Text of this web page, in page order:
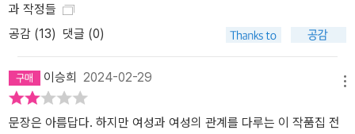
기로 폭발하고 만다. ‘나’는 “사랑하는 언니를 보호하고 싶어서, 언니
가 그렇게 함부로 다루어져서는 안 되는 소중한 사람이라는 걸 그렇
게라도 보여주고 싶어서”(177쪽) 온 힘을 다해 그에게 맞서기 시작한
다. “그때의 선택이 어떤 결과를 낳게 될지”(170쪽)라도. “바라지 않
아도 그 흔적은 사라지지 않을 거야.” 스스로에게 새겨진 흔적을 정직
하게 응시하며 타인과 사회를 향해 나아간다는 것 후반부에 나란히
과 작정들
공감 (13) 댓글 (0)
이승희 2024-02-29
문장은 아름답다. 하지만 여성과 여성의 관계를 다루는 이 작품집 전